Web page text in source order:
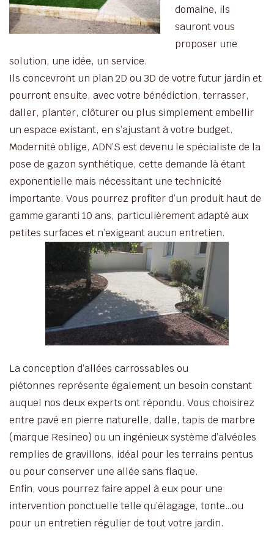
domaine, ils
sauront vous
proposer une
solution, une idée, un service.
Ils concevront un plan 2D ou 3D de votre futur jardin et
pourront ensuite, avec votre bénédiction, terrasser,
daller, planter, clôturer ou plus simplement embellir
un espace existant, en s’ajustant à votre budget.
Modernité oblige, ADN’S est devenu le spécialiste de la
pose de gazon synthétique, cette demande là étant
exponentielle mais nécessitant une technicité
importante. Vous pourrez profiter d’un produit haut de
gamme garanti 10 ans, particulièrement adapté aux
petites surfaces et n’exigeant aucun entretien.
La conception d’allées carrossables ou
piétonnes représente également un besoin constant
auquel nos deux experts ont répondu. Vous choisirez
entre pavé en pierre naturelle, dalle, tapis de marbre
(marque Resineo) ou un ingénieux système d’alvéoles
remplies de gravillons, idéal pour les terrains pentus
ou pour conserver une allée sans flaque.
Enfin, vous pourrez faire appel à eux pour une
intervention ponctuelle telle qu’élagage, tonte…ou
pour un entretien régulier de tout votre jardin.